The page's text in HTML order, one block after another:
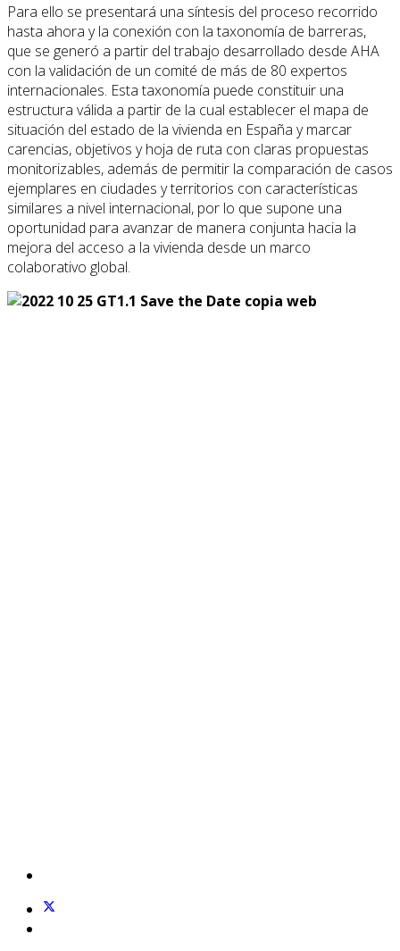
Para ello se presentará una síntesis del proceso recorrido
hasta ahora y la conexión con la taxonomía de barreras,
que se generó a partir del trabajo desarrollado desde AHA
con la validación de un comité de más de 80 expertos
internacionales. Esta taxonomía puede constituir una
estructura válida a partir de la cual establecer el mapa de
situación del estado de la vivienda en España y marcar
carencias, objetivos y hoja de ruta con claras propuestas
monitorizables, además de permitir la comparación de casos
ejemplares en ciudades y territorios con características
similares a nivel internacional, por lo que supone una
oportunidad para avanzar de manera conjunta hacia la
mejora del acceso a la vivienda desde un marco
colaborativo global.